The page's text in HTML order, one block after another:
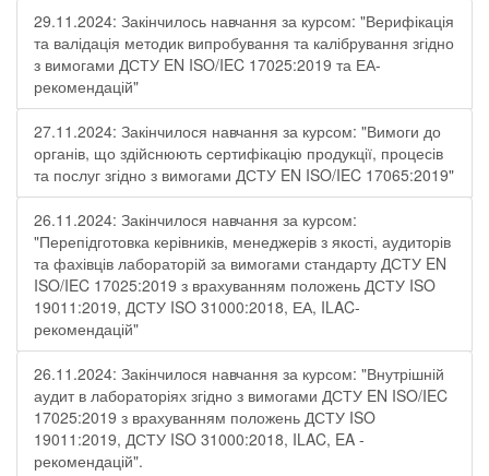
29.11.2024: Закінчилось навчання за курсом: "Верифікація
та валідація методик випробування та калібрування згідно
з вимогами ДСТУ EN ISO/IEC 17025:2019 та ЕА-
рекомендацій"
27.11.2024: Закінчилося навчання за курсом: "Вимоги до
органів, що здійснюють сертифікацію продукції, процесів
та послуг згідно з вимогами ДСТУ EN ISO/IEC 17065:2019"
26.11.2024: Закінчилося навчання за курсом:
"Перепідготовка керівників, менеджерів з якості, аудиторів
та фахівців лабораторій за вимогами стандарту ДСТУ EN
ISO/IEC 17025:2019 з врахуванням положень ДСТУ ISO
19011:2019, ДСТУ ISO 31000:2018, ЕА, ILAC-
рекомендацій"
26.11.2024: Закінчилося навчання за курсом: "Внутрішній
аудит в лабораторіях згідно з вимогами ДСТУ EN ISO/IEC
17025:2019 з врахуванням положень ДСТУ ISO
19011:2019, ДСТУ ISO 31000:2018, ILAC, EA -
рекомендацій".